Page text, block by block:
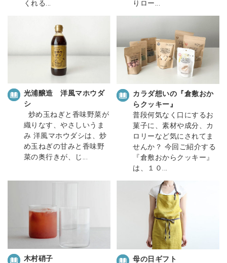
くれる...
りロー...
光浦醸造 洋風マホウダ
シ
炒め玉ねぎと香味野菜が
織りなす、やさしいうま
み 洋風マホウダシは、炒
め玉ねぎの甘みと香味野
菜の奥行きが、じ...
カラダ想いの『倉敷おか
らクッキー』
普段何気なく口にするお
菓子に、素材や成分、カ
ロリーなど気にされてま
せんか？ 今回ご紹介する
『倉敷おからクッキー』
は、１０...
木村硝子 母の日ギフト